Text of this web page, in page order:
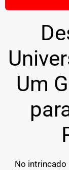
Um
No intrincado